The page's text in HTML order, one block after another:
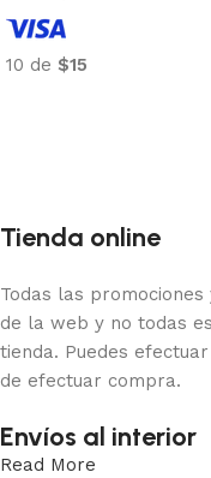
10 de $15
Tienda online
Todas las
de la web y no todas
tienda. Puedes
de efectuar compra.
Envíos al interior
Read More